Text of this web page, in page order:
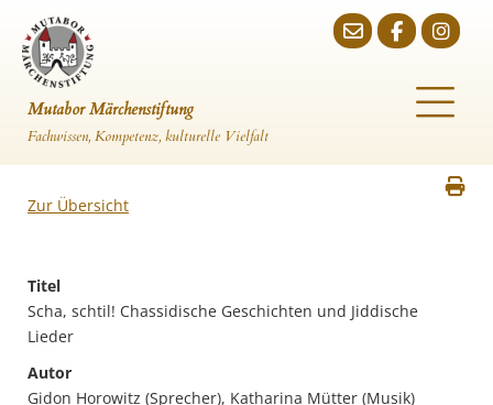
Mutabor Märchenstiftung
Fachwissen, Kompetenz, kulturelle Vielfalt
Zur Übersicht
Titel
Scha, schtil! Chassidische Geschichten und Jiddische
Lieder
Autor
Gidon Horowitz (Sprecher), Katharina Mütter (Musik)